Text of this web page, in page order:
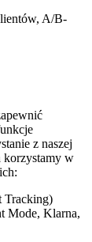
A/B-
z naszej
korzystamy w
Tracking)
Mode, Klarna,